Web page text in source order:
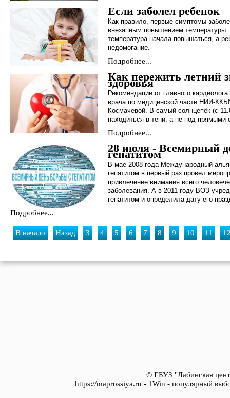
Если заболел ребенок
Как правило, первые симптомы
внезапным повышением
температура начала повышаться, а
недомогание.
Подробнее...
Как пережить летний
здоровья
Рекомендации от главного
врача по медицинской части НИИ-
Космачевой. В самый солнцепёк (с
находиться в тени, а не под прямыми
Подробнее...
28 июля - Всемирный
гепатитом
В мае 2008 года Международный
гепатитом в первый раз провел
привлечение внимания всего
заболевания. А в 2011 году ВОЗ
гепатитом и определила дату его
Подробнее...
В начало Назад 3 4 5 6 7 8 9 10 11
© ГБУЗ "Лабинская
https://maprossiya.ru - 1Win - популярный